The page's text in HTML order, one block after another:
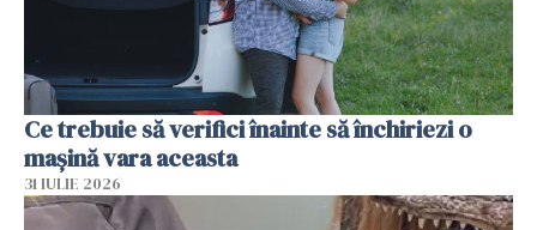
Ce trebuie să verifici înainte să închiriezi o
mașină vara aceasta
31 IULIE 2026